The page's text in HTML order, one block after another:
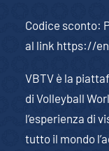
Codice sconto:
al link https://
VBTV è la
di Volleyball
l’esperienza di
tutto il mondo